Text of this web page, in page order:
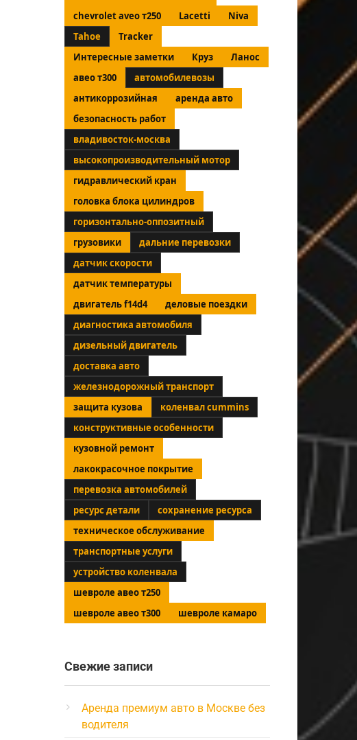
chevrolet aveo т250
Lacetti
Niva
Tahoe
Tracker
Интересные заметки
Круз
Ланос
авео т300
автомобилевозы
антикоррозийная
аренда авто
безопасность работ
владивосток-москва
высокопроизводительный мотор
гидравлический кран
головка блока цилиндров
горизонтально-оппозитный
грузовики
дальние перевозки
датчик скорости
датчик температуры
двигатель f14d4
деловые поездки
диагностика автомобиля
дизельный двигатель
доставка авто
железнодорожный транспорт
защита кузова
коленвал cummins
конструктивные особенности
кузовной ремонт
лакокрасочное покрытие
перевозка автомобилей
ресурс детали
сохранение ресурса
техническое обслуживание
транспортные услуги
устройство коленвала
шевроле авео т250
шевроле авео т300
шевроле камаро
Свежие записи
Аренда премиум авто в Москве без
водителя